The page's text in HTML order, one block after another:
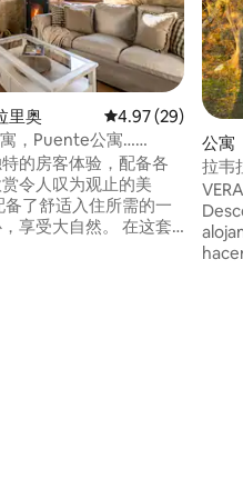
41 条评价
里奥 平均评分 4.97 分
4.97 (29)
，Puente公寓……
的房客体验，配备各
令人叹为观止的美
了舒适入住所需的一
大自然。 在这套
公寓
拉韦